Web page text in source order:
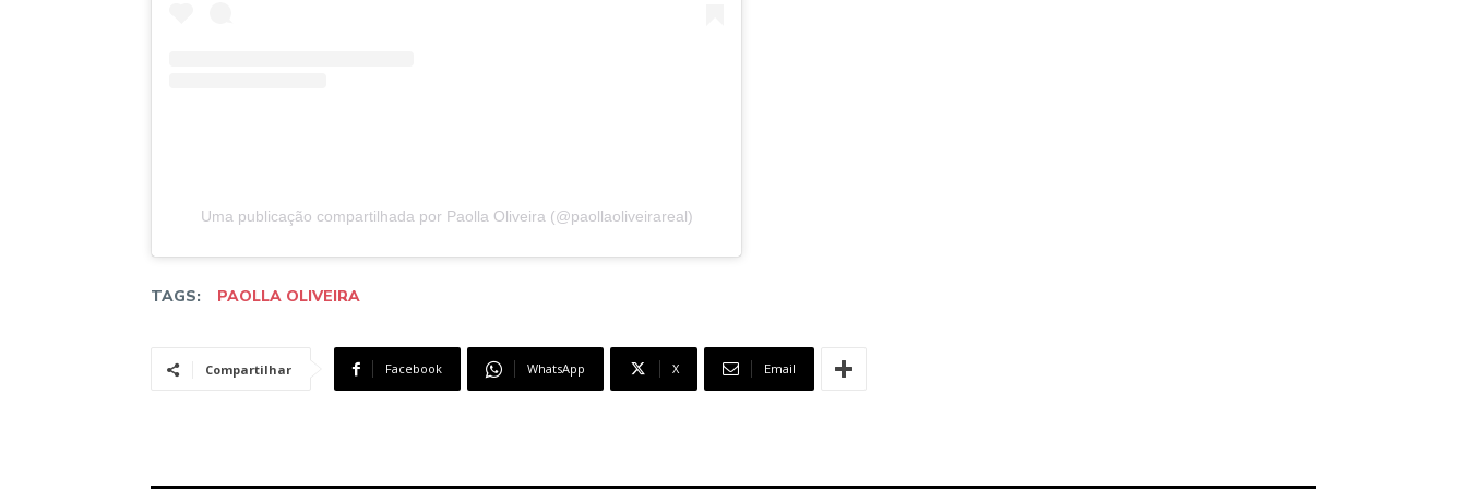
Uma publicação compartilhada por Paolla Oliveira (@paollaoliveirareal)
TAGS: PAOLLA OLIVEIRA
Compartilhar Facebook WhatsApp X Email